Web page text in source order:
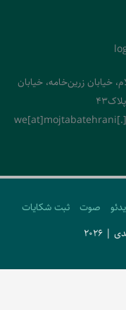
خیابان زرین‌خامه، خیابان
صوت
ثبت شکایات